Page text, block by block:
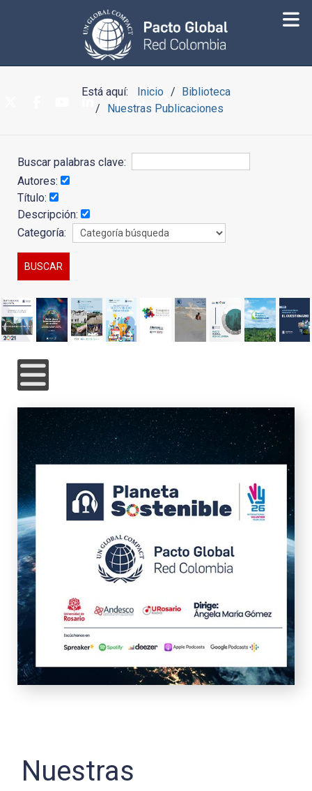
Está aquí: Inicio
Biblioteca
Nuestras Publicaciones
Buscar palabras clave:
Autores:
Título:
Descripción:
Categoría:
Nuestras